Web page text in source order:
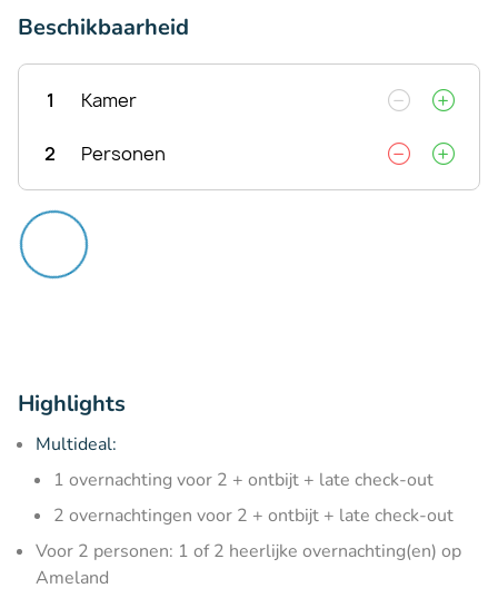
Beschikbaarheid
1 Kamer
2 Personen
Highlights
Multideal:
1 overnachting voor 2 + ontbijt + late check-out
2 overnachtingen voor 2 + ontbijt + late check-out
Voor 2 personen: 1 of 2 heerlijke overnachting(en) op
Ameland